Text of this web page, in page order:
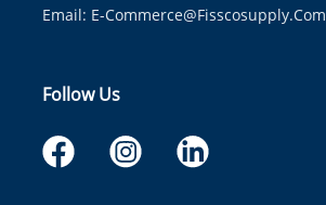
Email: E-Commerce@fisscosupply.com
Follow Us